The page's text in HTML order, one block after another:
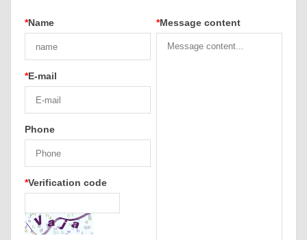
*Name
*E-mail
Phone
*Verification code
*Message content